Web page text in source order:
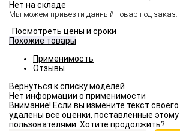
Нет на складе
Мы можем привезти данный товар под заказ.
Посмотреть цены и сроки
Похожие товары
Применимость
Отзывы
Нет информации о применимости
Внимание! Если вы измените текст
удалены все оценки, поставленные
пользователями. Хотите продолжить?